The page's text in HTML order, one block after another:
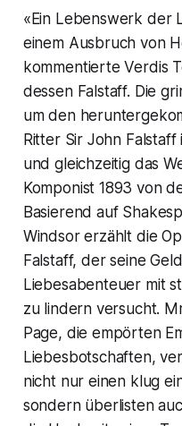
«Ein Lebenswerk der
einem Ausbruch von
kommentierte Verdis
dessen Falstaff. Die
um den
Ritter Sir John
und gleichzeitig das
Komponist 1893 von
Basierend auf
Windsor erzählt die
Falstaff, der seine
Liebesabenteuer mit
zu lindern versucht.
Page, die empörten
Liebesbotschaften,
nicht nur einen klug
sondern überlisten